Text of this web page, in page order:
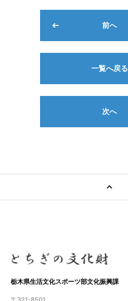
前へ
一覧へ戻る
次へ
栃木県生活文化スポーツ部文化振興課